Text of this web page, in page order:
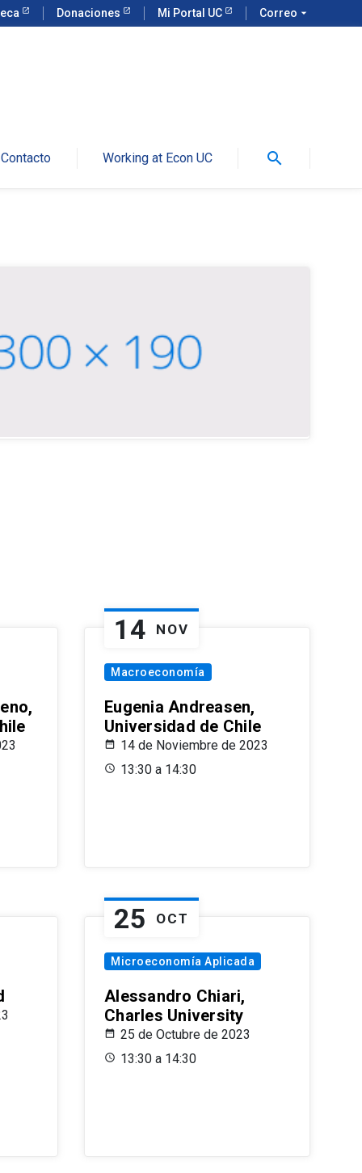
Donaciones Mi Portal UC Correo arrow_drop_down
Contacto Working at Econ UC search
14 NOV
Macroeconomía
Eugenia Andreasen,
Universidad de Chile
14 de Noviembre de 2023
13:30 a 14:30
25 OCT
Microeconomía Aplicada
Alessandro Chiari,
Charles University
25 de Octubre de 2023
13:30 a 14:30